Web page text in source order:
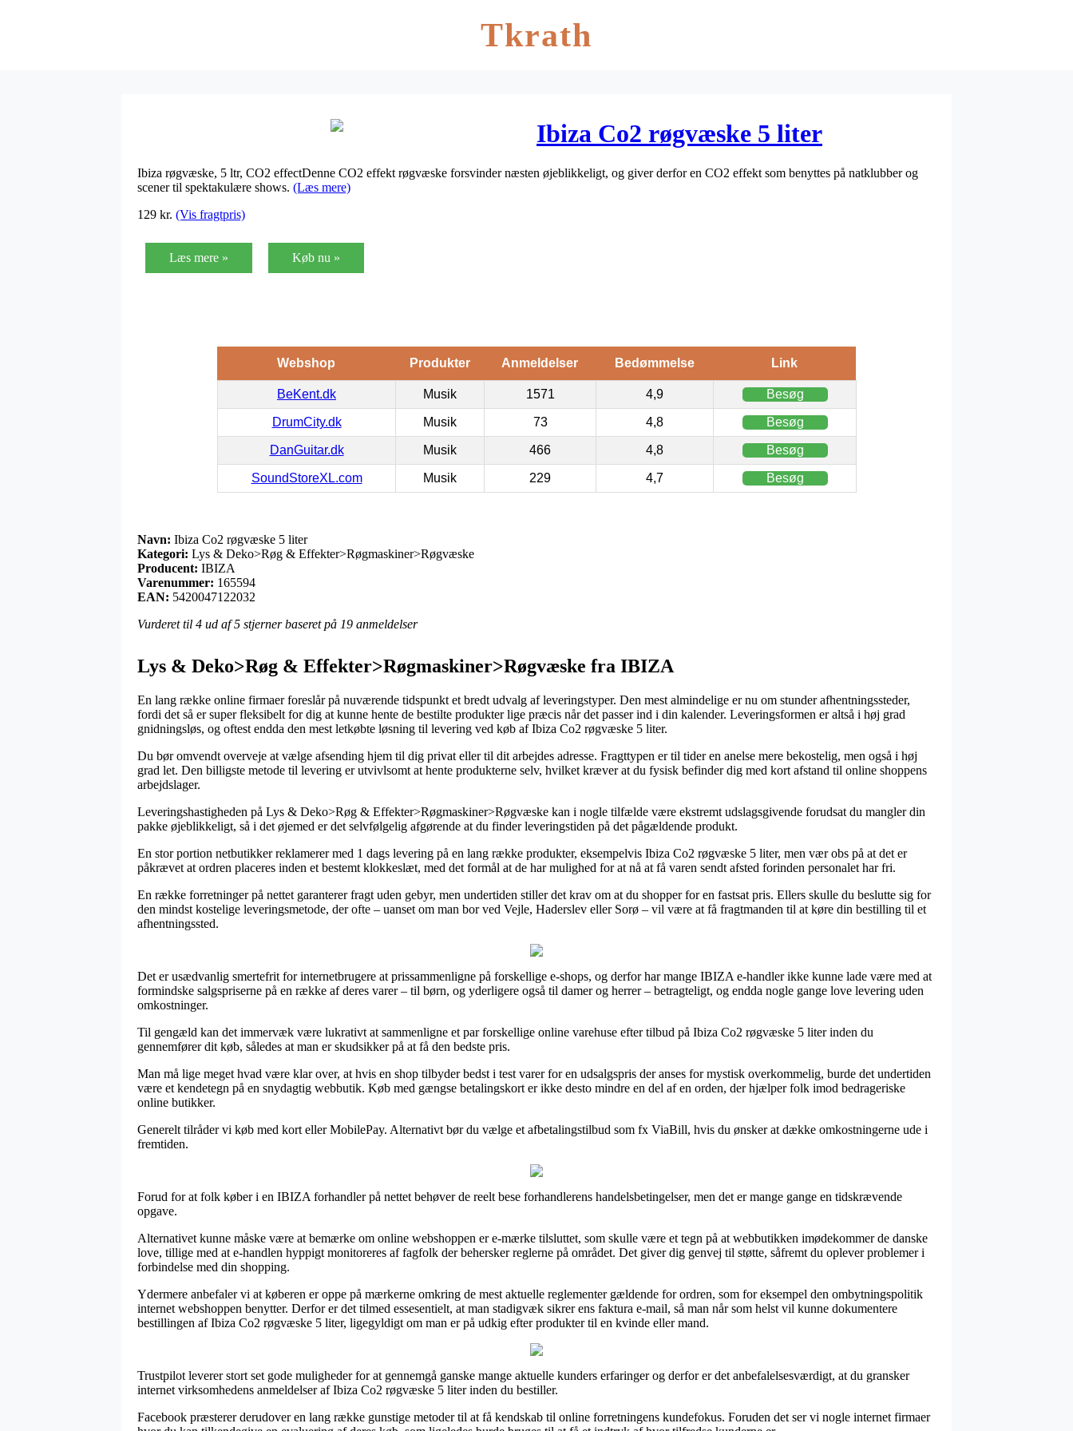
Tkrath
Ibiza Co2 røgvæske 5 liter
Ibiza røgvæske, 5 ltr, CO2 effectDenne CO2 effekt røgvæske forsvinder næsten øjeblikkeligt, og giver derfor en CO2 effekt som benyttes på natklubber og
scener til spektakulære shows. (Læs mere)
129 kr. (Vis fragtpris)
Læs mere » Køb nu »
Webshop Produkter Anmeldelser Bedømmelse Link
BeKent.dk Musik 1571 4,9 Besøg
DrumCity.dk Musik 73 4,8 Besøg
DanGuitar.dk Musik 466 4,8 Besøg
SoundStoreXL.com Musik 229 4,7 Besøg
Navn: Ibiza Co2 røgvæske 5 liter
Kategori: Lys & Deko>Røg & Effekter>Røgmaskiner>Røgvæske
Producent: IBIZA
Varenummer: 165594
EAN: 5420047122032
Vurderet til 4 ud af 5 stjerner baseret på 19 anmeldelser
Lys & Deko>Røg & Effekter>Røgmaskiner>Røgvæske fra IBIZA
En lang række online firmaer foreslår på nuværende tidspunkt et bredt udvalg af leveringstyper. Den mest almindelige er nu om stunder afhentningssteder,
fordi det så er super fleksibelt for dig at kunne hente de bestilte produkter lige præcis når det passer ind i din kalender. Leveringsformen er altså i høj grad
gnidningsløs, og oftest endda den mest letkøbte løsning til levering ved køb af Ibiza Co2 røgvæske 5 liter.
Du bør omvendt overveje at vælge afsending hjem til dig privat eller til dit arbejdes adresse. Fragttypen er til tider en anelse mere bekostelig, men også i høj
grad let. Den billigste metode til levering er utvivlsomt at hente produkterne selv, hvilket kræver at du fysisk befinder dig med kort afstand til online shoppens
arbejdslager.
Leveringshastigheden på Lys & Deko>Røg & Effekter>Røgmaskiner>Røgvæske kan i nogle tilfælde være ekstremt udslagsgivende forudsat du mangler din
pakke øjeblikkeligt, så i det øjemed er det selvfølgelig afgørende at du finder leveringstiden på det pågældende produkt.
En stor portion netbutikker reklamerer med 1 dags levering på en lang række produkter, eksempelvis Ibiza Co2 røgvæske 5 liter, men vær obs på at det er
påkrævet at ordren placeres inden et bestemt klokkeslæt, med det formål at de har mulighed for at nå at få varen sendt afsted forinden personalet har fri.
En række forretninger på nettet garanterer fragt uden gebyr, men undertiden stiller det krav om at du shopper for en fastsat pris. Ellers skulle du beslutte sig for
den mindst kostelige leveringsmetode, der ofte – uanset om man bor ved Vejle, Haderslev eller Sorø – vil være at få fragtmanden til at køre din bestilling til et
afhentningssted.
Det er usædvanlig smertefrit for internetbrugere at prissammenligne på forskellige e-shops, og derfor har mange IBIZA e-handler ikke kunne lade være med at
formindske salgspriserne på en række af deres varer – til børn, og yderligere også til damer og herrer – betragteligt, og endda nogle gange love levering uden
omkostninger.
Til gengæld kan det immervæk være lukrativt at sammenligne et par forskellige online varehuse efter tilbud på Ibiza Co2 røgvæske 5 liter inden du
gennemfører dit køb, således at man er skudsikker på at få den bedste pris.
Man må lige meget hvad være klar over, at hvis en shop tilbyder bedst i test varer for en udsalgspris der anses for mystisk overkommelig, burde det undertiden
være et kendetegn på en snydagtig webbutik. Køb med gængse betalingskort er ikke desto mindre en del af en orden, der hjælper folk imod bedrageriske
online butikker.
Generelt tilråder vi køb med kort eller MobilePay. Alternativt bør du vælge et afbetalingstilbud som fx ViaBill, hvis du ønsker at dække omkostningerne ude i
fremtiden.
Forud for at folk køber i en IBIZA forhandler på nettet behøver de reelt bese forhandlerens handelsbetingelser, men det er mange gange en tidskrævende
opgave.
Alternativet kunne måske være at bemærke om online webshoppen er e-mærke tilsluttet, som skulle være et tegn på at webbutikken imødekommer de danske
love, tillige med at e-handlen hyppigt monitoreres af fagfolk der behersker reglerne på området. Det giver dig genvej til støtte, såfremt du oplever problemer i
forbindelse med din shopping.
Ydermere anbefaler vi at køberen er oppe på mærkerne omkring de mest aktuelle reglementer gældende for ordren, som for eksempel den ombytningspolitik
internet webshoppen benytter. Derfor er det tilmed essesentielt, at man stadigvæk sikrer ens faktura e-mail, så man når som helst vil kunne dokumentere
bestillingen af Ibiza Co2 røgvæske 5 liter, ligegyldigt om man er på udkig efter produkter til en kvinde eller mand.
Trustpilot leverer stort set gode muligheder for at gennemgå ganske mange aktuelle kunders erfaringer og derfor er det anbefalelsesværdigt, at du gransker
internet virksomhedens anmeldelser af Ibiza Co2 røgvæske 5 liter inden du bestiller.
Facebook præsterer derudover en lang række gunstige metoder til at få kendskab til online forretningens kundefokus. Foruden det ser vi nogle internet firmaer